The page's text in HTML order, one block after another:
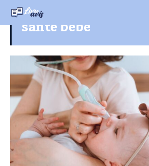
santé bébé